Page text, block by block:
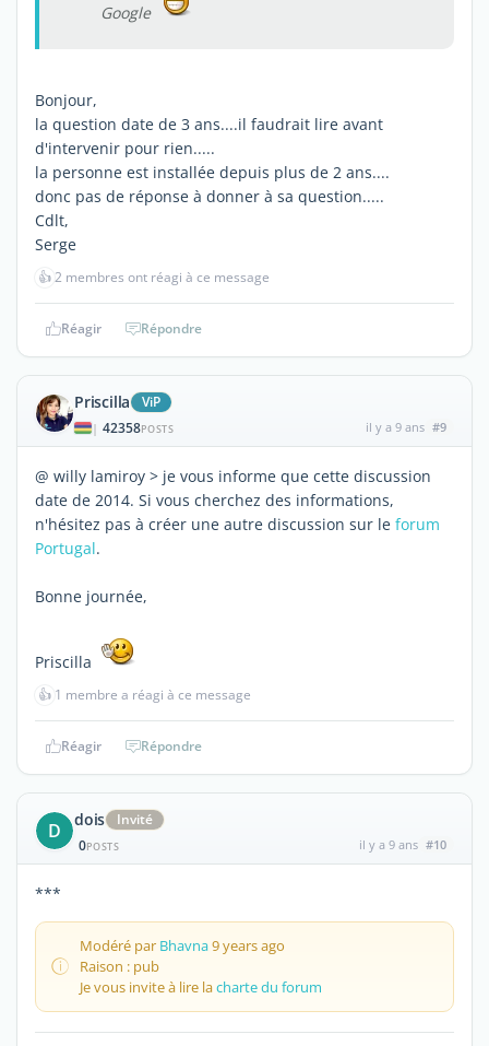
Google
Bonjour,
la question date de 3 ans....il faudrait lire avant
d'intervenir pour rien.....
la personne est installée depuis plus de 2 ans....
donc pas de réponse à donner à sa question.....
Cdlt,
Serge
👍2 membres ont réagi à ce message
Réagir Répondre
Priscilla ViP
| 42358POSTS il y a 9 ans #9
@ willy lamiroy > je vous informe que cette discussion
date de 2014. Si vous cherchez des informations,
n'hésitez pas à créer une autre discussion sur le forum
Portugal.
Bonne journée,
Priscilla
👍 1 membre a réagi à ce message
Réagir Répondre
D dois
Invité
0POSTS il y a 9 ans #10
***
Modéré par Bhavna9 years ago
Raison : pub
Je vous invite à lire lacharte du forum